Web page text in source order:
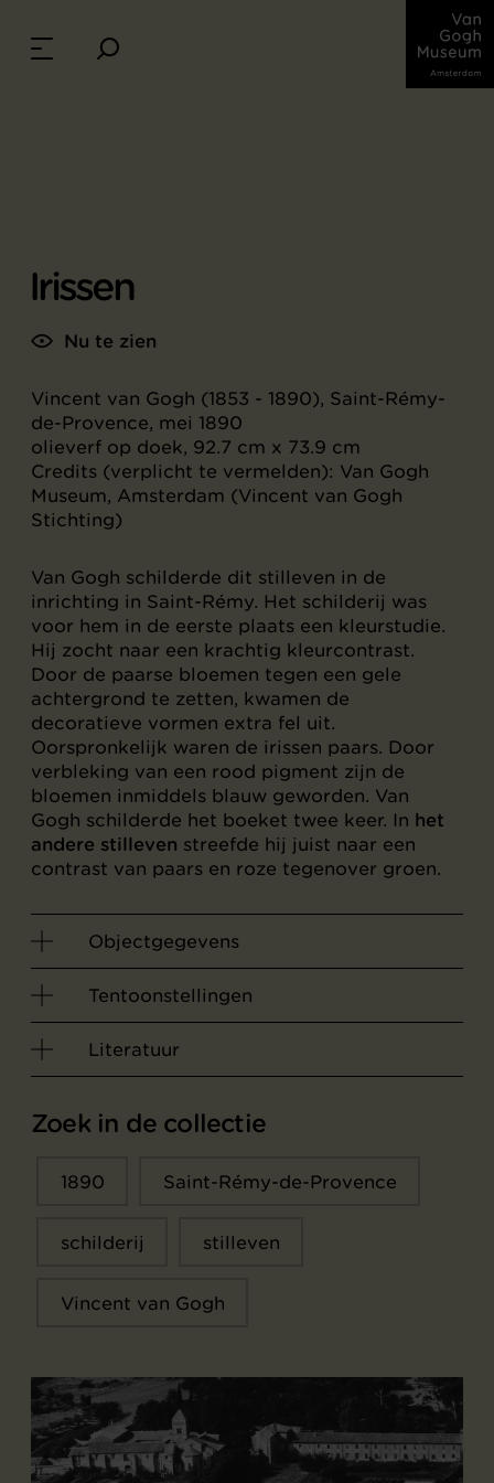
Irissen
Nu te zien
Vincent van Gogh (1853 - 1890), Saint-Rémy-
de-Provence, mei 1890
olieverf op doek, 92.7 cm x 73.9 cm
Credits (verplicht te vermelden): Van Gogh
Museum, Amsterdam (Vincent van Gogh
Stichting)
Van Gogh schilderde dit stilleven in de
inrichting in Saint-Rémy. Het schilderij was
voor hem in de eerste plaats een kleurstudie.
Hij zocht naar een krachtig kleurcontrast.
Door de paarse bloemen tegen een gele
achtergrond te zetten, kwamen de
decoratieve vormen extra fel uit.
Oorspronkelijk waren de irissen paars. Door
verbleking van een rood pigment zijn de
bloemen inmiddels blauw geworden. Van
Gogh schilderde het boeket twee keer. In het
andere stilleven streefde hij juist naar een
contrast van paars en roze tegenover groen.
Objectgegevens
Tentoonstellingen
Literatuur
Zoek in de collectie
1890 Saint-Rémy-de-Provence
schilderij stilleven
Vincent van Gogh